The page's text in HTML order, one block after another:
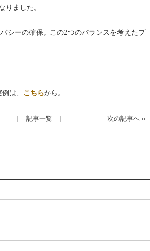
りました。
シーの確保。この2つのバランスを考えたプ
は、 こちらから。
次の記事へ ››
記事一覧